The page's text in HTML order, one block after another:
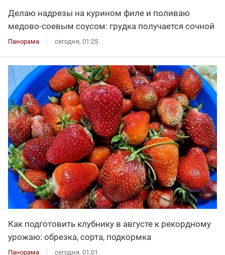
Делаю надрезы на курином филе и поливаю
медово-соевым соусом: грудка получается сочной
Панорама сегодня, 01:25
Как подготовить клубнику в августе к рекордному
урожаю: обрезка, сорта, подкормка
Панорама сегодня, 01:01